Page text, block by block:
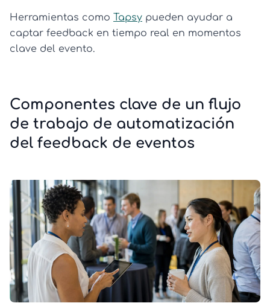
Herramientas como Tapsy pueden ayudar a
captar feedback en tiempo real en momentos
clave del evento.
Componentes clave de un flujo
de trabajo de automatización
del feedback de eventos